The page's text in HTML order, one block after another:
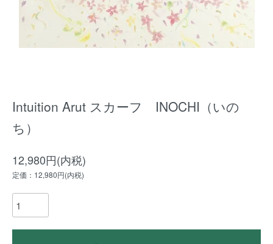
Intuition Arut スカーフ INOCHI（いの
ち）
12,980円(内税)
定価：12,980円(内税)